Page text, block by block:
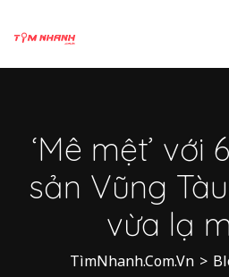
‘Mê mệt’ với
sản Vũng
vừa lạ
TìmNhanh.Com.Vn >